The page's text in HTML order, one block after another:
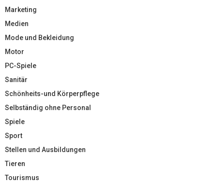
Marketing
Medien
Mode und Bekleidung
Motor
PC-Spiele
Sanitär
Schönheits-und Körperpflege
Selbständig ohne Personal
Spiele
Sport
Stellen und Ausbildungen
Tieren
Tourismus